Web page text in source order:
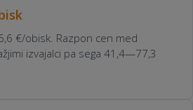
€/obisk. Razpon cen med
izvajalci pa sega 41,4—77,3